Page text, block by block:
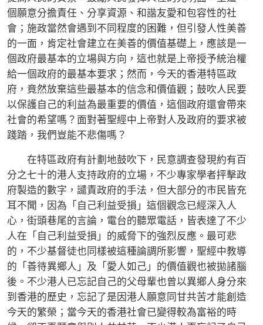
個願意分擔責任、分享資源、和諧友愛和包容性的社
會；施政當然會遇到不同程度的困難，但引發人性美善
的一面，肯定社會建立在美善的價值基礎上，應該是一
個政府最基本的立場與方向，這也就是上帝授予統治權
給一個政府的最基本要求；然而，今天的香港特區政
府，竟然放棄這些最基本的信念和價值觀；鼓吹人民要
以保護自己的利益為最重要的價值，這個政府還會帶來
社會的希望嗎？面對著聖經中上帝對人及政府的要求被
踐踏，我們豈能不悲傷嗎？
在特區政府有計劃地鼓吹下，民意調查發現約有百
分之七十的港人支持政府的立場，不少專家學者抨擊政
府製造的數字，譴責政府的手法，但大部分的市民皆充
耳不聞，因為「自己利益受損」這個觀念已經深入人
心，街頭巷尾的言論，電台的聽眾電話，皆表達了不少
人在「自己利益受損」的威脅下的強烈反應。最可悲
的，不少基督徒也同樣被這種論調所影響，聖經中教導
的「善待異鄉人」及「愛人如己」的價值觀也被拋諸腦
後。不少港人已忘記自己的父母輩也曾以異鄉人身分來
到香港的歷史，忘記了是因港人願意同甘共苦才能創造
今天的繁榮；當今天的香港社會已變得較為富裕的時